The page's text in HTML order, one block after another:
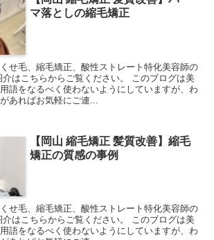
マ落としの縮毛矯正
せ毛、縮毛矯正、酸性ストレート特化美容師の
はこちらからご覧ください。 このブログは美
語をなるべく使わないようにしていますが、わ
あればお気軽にご連...
【岡山 縮毛矯正 髪質改善】縮毛
矯正の質感の事例
せ毛、縮毛矯正、酸性ストレート特化美容師の
はこちらからご覧ください。 このブログは美
語をなるべく使わないようにしていますが、わ